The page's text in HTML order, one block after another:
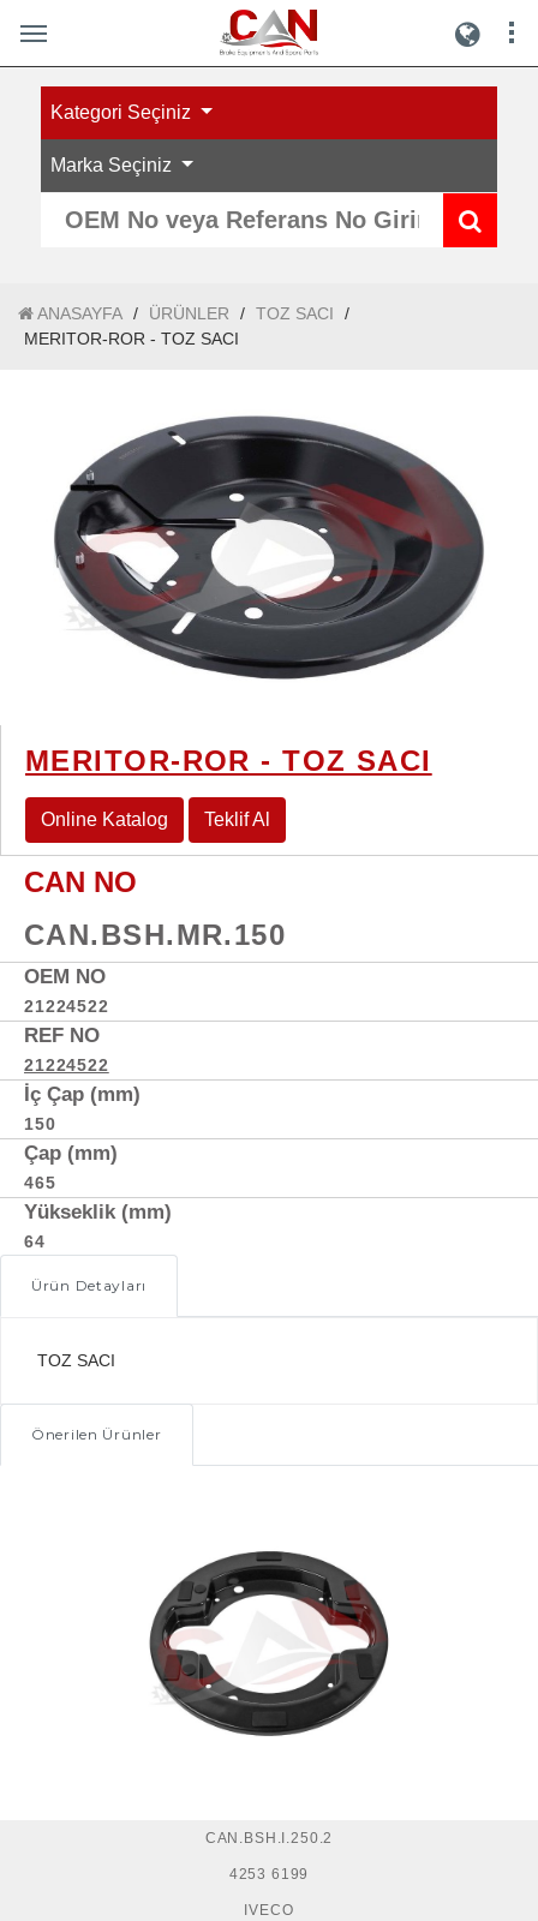
Kategori Seçiniz
Marka Seçiniz
ANASAYFA / ÜRÜNLER / TOZ SACI
/
MERITOR-ROR - TOZ SACI
MERITOR-ROR - TOZ SACI
Online Katalog Teklif Al
CAN NO
CAN.BSH.MR.150
OEM NO
21224522
REF NO
21224522
İç Çap (mm)
150
Çap (mm)
465
Yükseklik (mm)
64
Ürün Detayları
TOZ SACI
Önerilen Ürünler
CAN.BSH.I.250.2
4253 6199
IVECO